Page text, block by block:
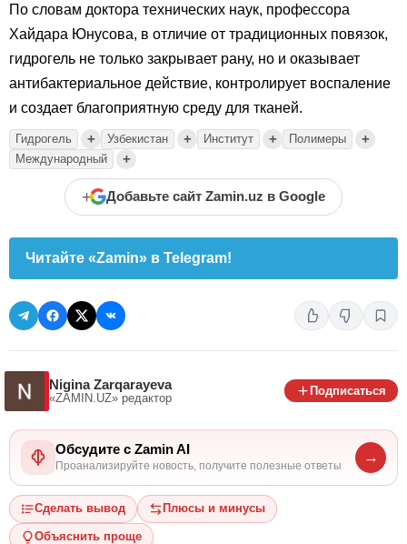
По словам доктора технических наук, профессора
Хайдара Юнусова, в отличие от традиционных повязок,
гидрогель не только закрывает рану, но и оказывает
антибактериальное действие, контролирует воспаление
и создает благоприятную среду для тканей.
Гидрогель + Узбекистан + Институт + Полимеры +
Международный +
+ Добавьте сайт Zamin.uz в Google
Читайте «Zamin» в Telegram!
Nigina Zarqarayeva
«ZAMIN.UZ» редактор
Подписаться
Обсудите с Zamin AI
Проанализируйте новость, получите полезные ответы
→
Сделать вывод Плюсы и минусы
Объяснить проще